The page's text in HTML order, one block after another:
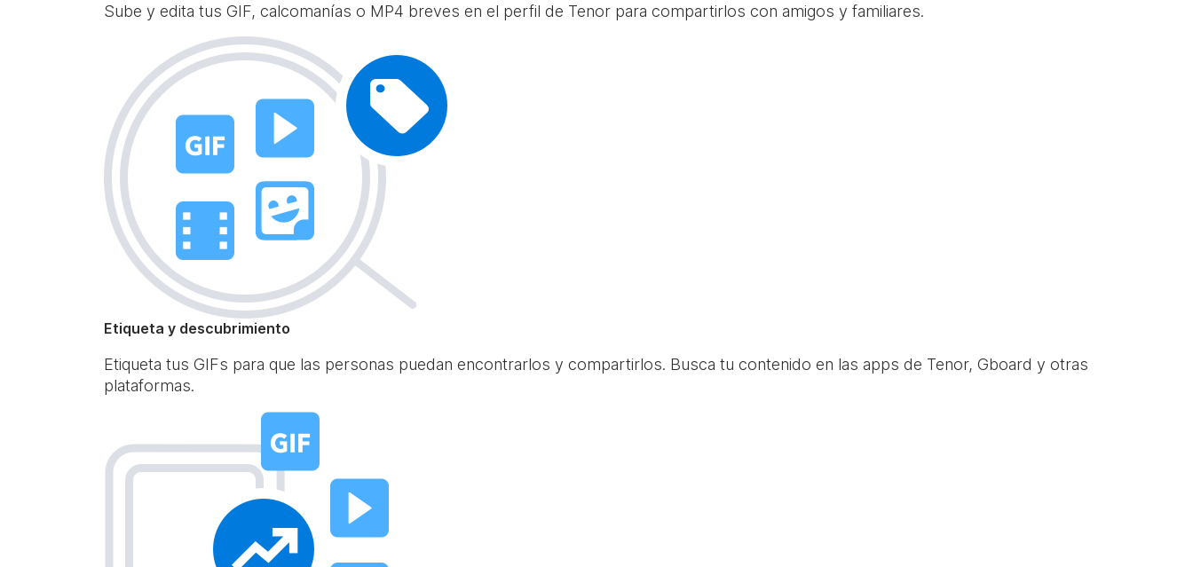
Sube y edita tus GIF, calcomanías o MP4 breves en el perfil de Tenor para compartirlos con amigos y familiares.
Etiqueta y descubrimiento
Etiqueta tus GIFs para que las personas puedan encontrarlos y compartirlos. Busca tu contenido en las apps de Tenor, Gboard y otras
plataformas.